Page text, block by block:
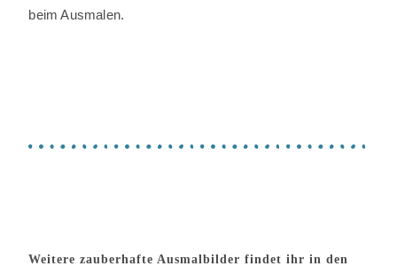
beim Ausmalen.
Weitere zauberhafte Ausmalbilder findet ihr in den